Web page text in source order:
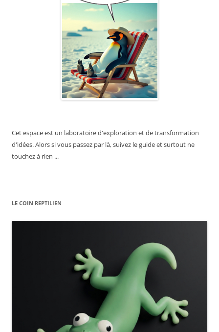
Cet espace est un laboratoire d'exploration et de transformation
d'idées. Alors si vous passez par là, suivez le guide et surtout ne
touchez à rien ...
LE COIN REPTILIEN